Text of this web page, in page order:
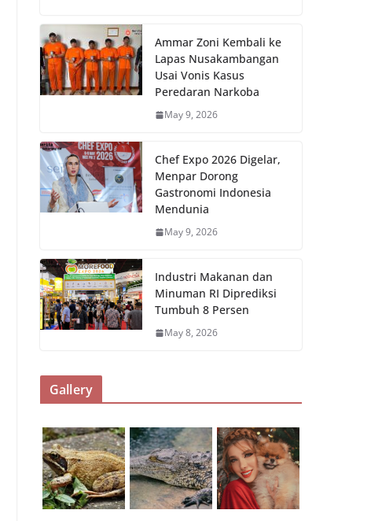
Ammar Zoni Kembali ke
Lapas Nusakambangan
Usai Vonis Kasus
Peredaran Narkoba
May 9, 2026
Chef Expo 2026 Digelar,
Menpar Dorong
Gastronomi Indonesia
Mendunia
May 9, 2026
Industri Makanan dan
Minuman RI Diprediksi
Tumbuh 8 Persen
May 8, 2026
Gallery